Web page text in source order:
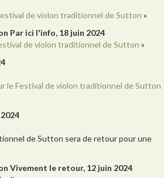
de violon traditionnel de Sutton »
Par ici l'info, 18 juin 2024
de violon traditionnel de Sutton »
le Festival de violon traditionnel de Sutton
de Sutton sera de retour pour une
Vivement le retour, 12 juin 2024